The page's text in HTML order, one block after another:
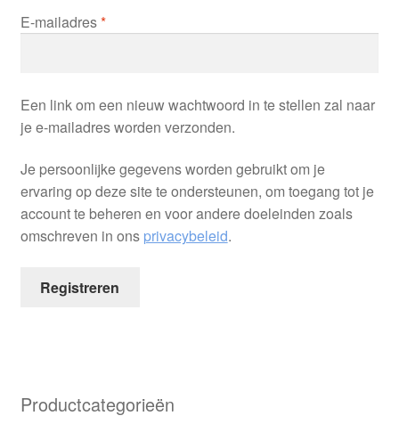
E-mailadres*Vereist
Een link om een nieuw wachtwoord in te stellen zal naar
je e-mailadres worden verzonden.
Je persoonlijke gegevens worden gebruikt om je
ervaring op deze site te ondersteunen, om toegang tot je
account te beheren en voor andere doeleinden zoals
omschreven in ons privacybeleid.
Registreren
Productcategorieën